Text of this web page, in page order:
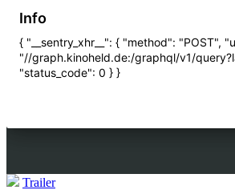
Trailer